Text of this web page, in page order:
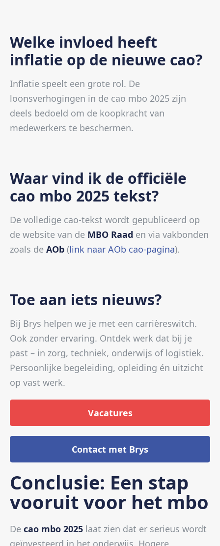
Welke invloed heeft
inflatie op de nieuwe cao?
Inflatie speelt een grote rol. De
loonsverhogingen in de cao mbo 2025 zijn
deels bedoeld om de koopkracht van
medewerkers te beschermen.
Waar vind ik de officiële
cao mbo 2025 tekst?
De volledige cao-tekst wordt gepubliceerd op
de website van de MBO Raad en via vakbonden
zoals de AOb (link naar AOb cao-pagina).
Toe aan iets nieuws?
Bij Brys helpen we je met een carrièreswitch.
Ook zonder ervaring. Ontdek werk dat bij je
past – in zorg, techniek, onderwijs of logistiek.
Persoonlijke begeleiding, opleiding én uitzicht
op vast werk.
Vacatures
Contact met Brys
Conclusie: Een stap
vooruit voor het mbo
De cao mbo 2025 laat zien dat er serieus wordt
geïnvesteerd in het onderwijs. Hogere